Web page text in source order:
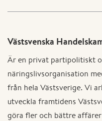
Västsvenska
Är en privat partipolitiskt
näringslivsorganisation
från hela Västsverige. Vi
utveckla framtidens
göra fler och bättre